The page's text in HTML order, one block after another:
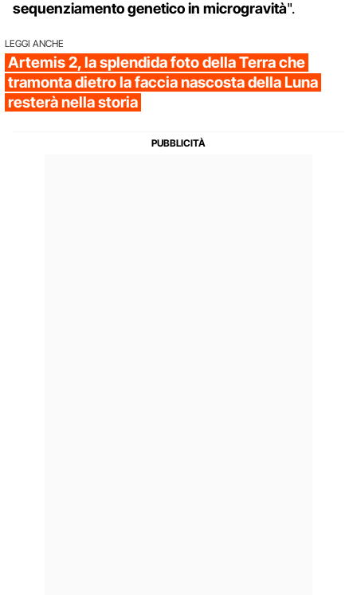
sequenziamento genetico in microgravità".
LEGGI ANCHE
Artemis 2, la splendida foto della Terra che
tramonta dietro la faccia nascosta della Luna
resterà nella storia